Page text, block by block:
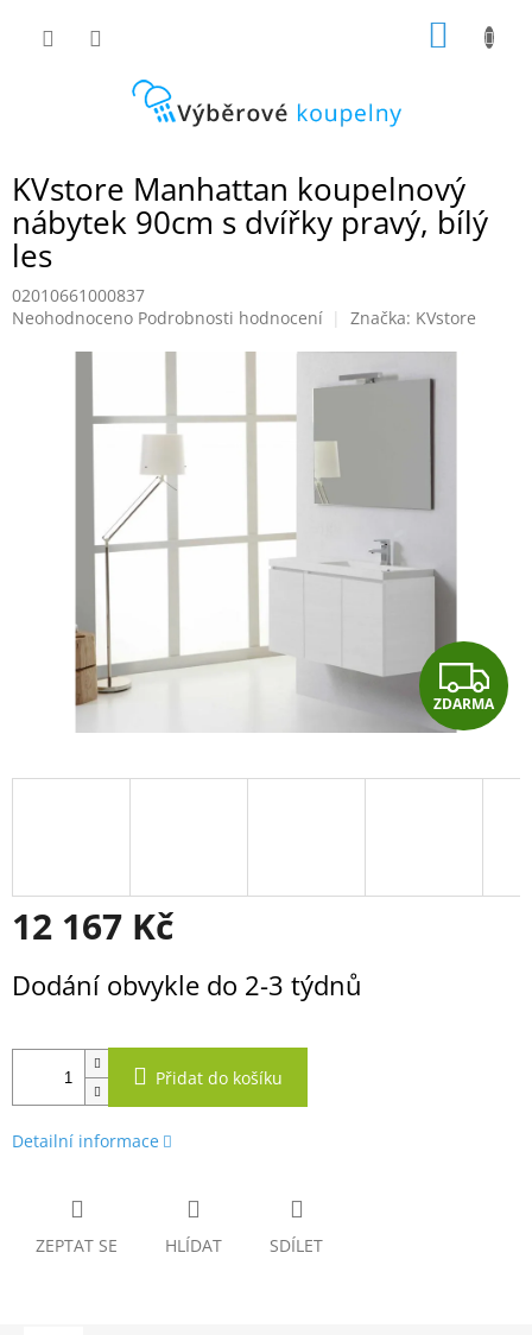
KVstore Manhattan koupelnový
nábytek 90cm s dvířky pravý, bílý
les
02010661000837
Průměrné
Neohodnoceno Podrobnosti hodnocení Značka: KVstore
Z
D
A
ZDARMA
12 167 Kč
cena:
Dodání obvykle do 2-3 týdnů
Přidat do košíku
Detailní informace
ZEPTAT SE HLÍDAT SDÍLET